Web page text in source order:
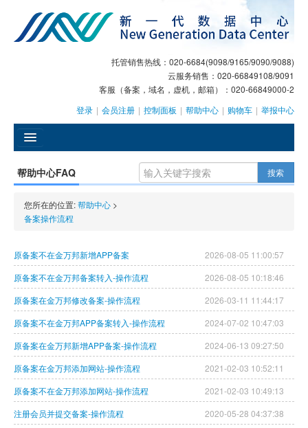
托管销售热线：020-6684(9098/9165/9090/9088)
云服务销售：020-66849108/9091
客服（备案，域名，虚机，邮箱）：020-66849000-2
登录 | 会员注册 | 控制面板 | 帮助中心 | 购物车 | 举报中心
GEO
AI客服
主机托管
域名注册
虚拟主机
企业邮箱
SSL证书
云主机
帮助中心FAQ 搜索
您所在的位置:帮助中心 >
备案操作流程
2026-08-05 11:00:57
原备案不在金万邦新增APP备案
2026-08-05 10:18:46
原备案不在金万邦备案转入-操作流程
2026-03-11 11:44:17
原备案在金万邦修改备案-操作流程
2024-07-02 10:47:03
原备案不在金万邦APP备案转入-操作流程
2024-06-13 09:27:50
原备案在金万邦新增APP备案-操作流程
2021-02-03 10:52:11
原备案在金万邦添加网站-操作流程
2021-02-03 10:49:13
原备案不在金万邦添加网站-操作流程
2020-05-28 04:37:38
注册会员并提交备案-操作流程